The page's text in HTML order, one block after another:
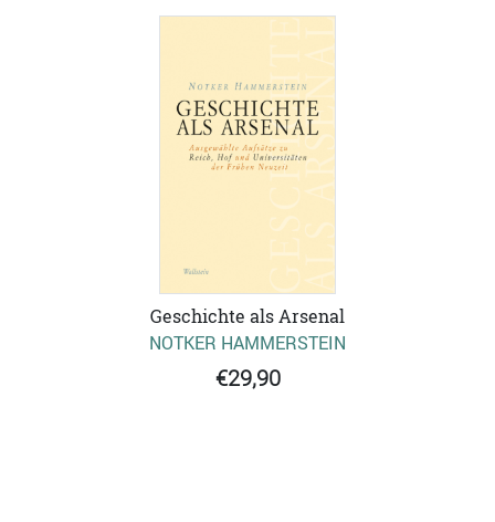
Geschichte als Arsenal
NOTKER HAMMERSTEIN
€29,90